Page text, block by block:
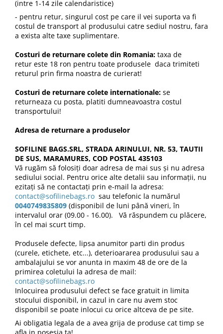
(intre 1-14 zile calendaristice)
- pentru retur, singurul cost pe care il vei suporta va fi
costul de transport al produsului catre sediul nostru, fara
a exista alte taxe suplimentare.
Costuri de returnare colete din Romania: taxa de
retur este 18 ron pentru toate produsele daca trimiteti
returul prin firma noastra de curierat!
Costuri de returnare colete internationale: se
returneaza cu posta, platiti dumneavoastra costul
transportului!
Adresa de returnare a produselor
SOFILINE BAGS.SRL, STRADA ARINULUI, NR. 53, TAUTII
DE SUS, MARAMURES, COD POSTAL 435103
Vă rugăm să folosiți doar adresa de mai sus și nu adresa
sediului social. Pentru orice alte detalii sau informații, nu
ezitați să ne contactați prin e-mail la adresa:
contact@sofilinebags.ro sau telefonic la numărul
0040749835809 (disponibil de luni până vineri, în
intervalul orar (09.00 - 16.00). Vă răspundem cu plăcere,
în cel mai scurt timp.
Produsele defecte, lipsa anumitor parti din produs
(curele, etichete, etc...), deterioararea produsului sau a
ambalajului se vor anunta in maxim 48 de ore de la
primirea coletului la adresa de mail:
contact@sofilinebags.ro
Inlocuirea produsului defect se face gratuit in limita
stocului disponibil, in cazul in care nu avem stoc
disponibil se poate inlocui cu orice altceva de pe site.
Ai obligatia legala de a avea grija de produse cat timp se